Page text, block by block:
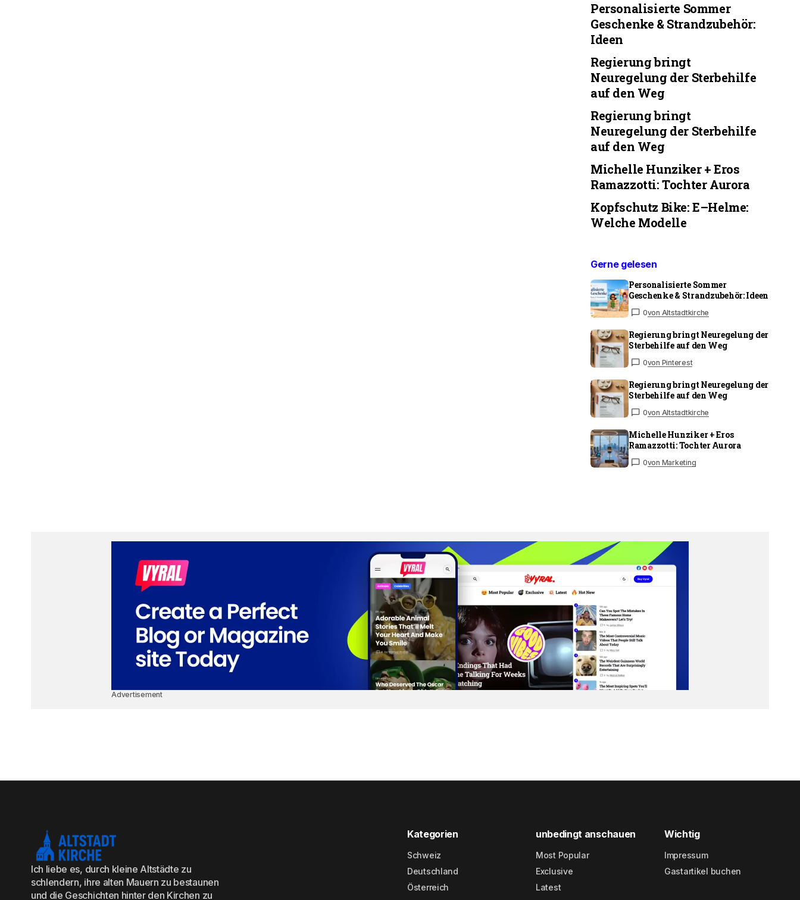
Personalisierte Sommer
Geschenke & Strandzubehör:
Ideen
Regierung bringt
Neuregelung der Sterbehilfe
auf den Weg
Regierung bringt
Neuregelung der Sterbehilfe
auf den Weg
Michelle Hunziker + Eros
Ramazzotti: Tochter Aurora
Kopfschutz Bike: E–Helme:
Welche Modelle
Gerne gelesen
Personalisierte Sommer
Geschenke & Strandzubehör: Ideen
0von Altstadtkirche
Regierung bringt Neuregelung der
Sterbehilfe auf den Weg
0von Pinterest
Regierung bringt Neuregelung der
Sterbehilfe auf den Weg
0von Altstadtkirche
Michelle Hunziker + Eros
Ramazzotti: Tochter Aurora
0von Marketing
Advertisement
Ich liebe es, durch kleine Altstädte zu
schlendern, ihre alten Mauern zu bestaunen
und die Geschichten hinter den Kirchen zu
Kategorien
Schweiz
Deutschland
Österreich
unbedingt anschauen
Most Popular
Exclusive
Latest
Wichtig
Impressum
Gastartikel buchen